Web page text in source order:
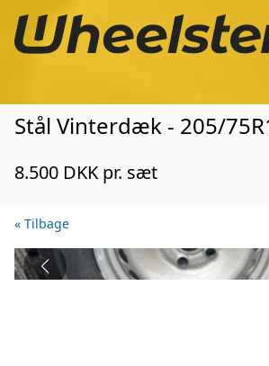
8.500 DKK pr. sæt
« Tilbage